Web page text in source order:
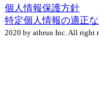
個人情報保護方針
特定個人情報の適正
2020 by athrun Inc. All right